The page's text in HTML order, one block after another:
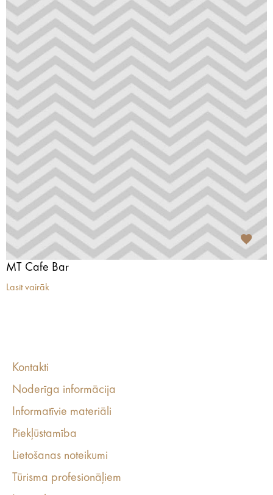
MT Cafe Bar
Lasīt vairāk
Kontakti
Noderīga informācija
Informatīvie materiāli
Piekļūstamība
Lietošanas noteikumi
Tūrisma profesionāļiem